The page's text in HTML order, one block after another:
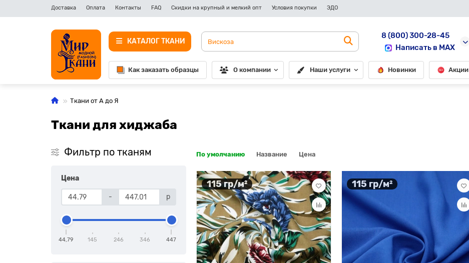
Доставка Оплата Контакты FAQ Скидки на крупный и мелкий опт Условия покупки ЭДО
КАТАЛОГ ТКАНИ
8 (800) 300-28-45
Написать в MAX
Как заказать образцы О компании Наши услуги Новинки Акции
Ткани от А до Я
Ткани для хиджаба
Фильтр по тканям
Цена
- р
44,79 145 246 346 447
По умолчанию Название Цена
115 гр/м² 115 гр/м²